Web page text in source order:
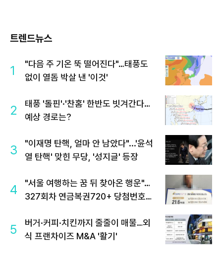
트렌드뉴스
1
"다음 주 기온 뚝 떨어진다"…태풍도
없이 열돔 박살 낸 '이것'
2
태풍 '돌핀'·'찬홈' 한반도 빗겨간다…
예상 경로는?
3
"이재명 탄핵, 얼마 안 남았다"...'윤석
열 탄핵' 맞힌 무당, '성지글' 등장
4
"서울 여행하는 꿈 뒤 찾아온 행운"…
327회차 연금복권720+ 당첨번호조
5
버거·커피·치킨까지 줄줄이 매물…외
식 프랜차이즈 M&A '활기'